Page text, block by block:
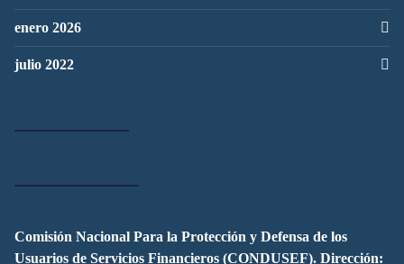
enero 2026
julio 2022
Comisión Nacional Para la Protección y Defensa de los
Usuarios de Servicios Financieros (CONDUSEF). Dirección: